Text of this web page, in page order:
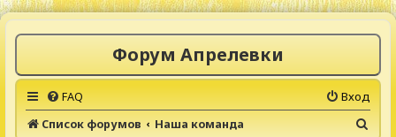
Форум Апрелевки
FAQ
Вход
Список форумов
Наша команда